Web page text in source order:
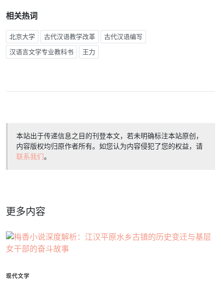
相关热词
北京大学 古代汉语教学改革 古代汉语编写
汉语言文学专业教科书 王力
本站出于传递信息之目的刊登本文，若未明确标注本站原创，
内容版权均归原作者所有。如您认为内容侵犯了您的权益，请
联系我们。
更多内容
现代文学